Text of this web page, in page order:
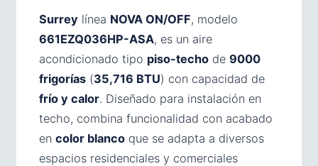
Surrey línea NOVA ON/OFF, modelo
661EZQ036HP-ASA, es un aire
acondicionado tipo piso-techo de 9000
frigorías (35,716 BTU) con capacidad de
frío y calor. Diseñado para instalación en
techo, combina funcionalidad con acabado
en color blanco que se adapta a diversos
espacios residenciales y comerciales